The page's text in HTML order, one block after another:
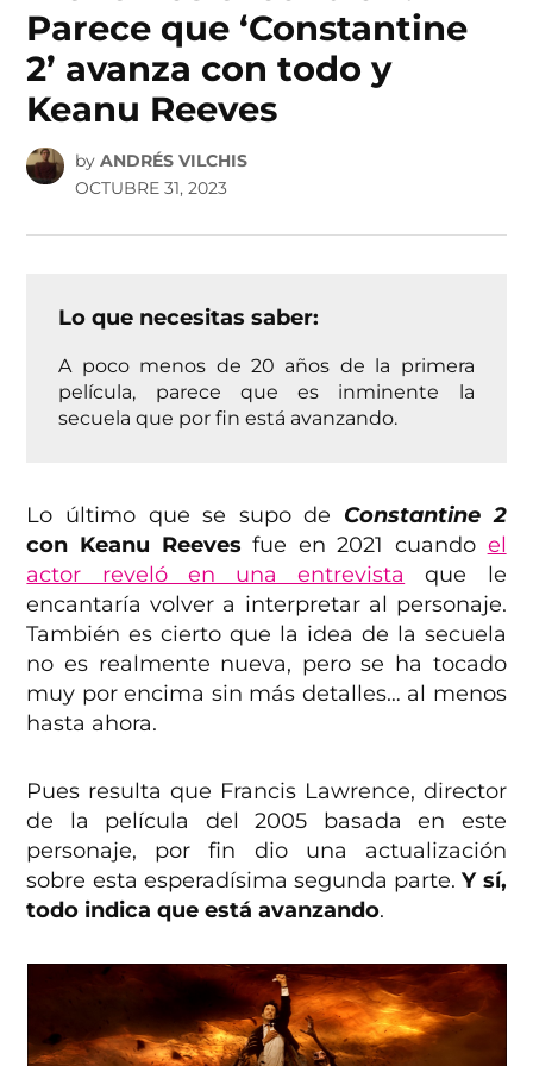
Parece que ‘Constantine
2’ avanza con todo y
Keanu Reeves
by ANDRÉS VILCHIS
OCTUBRE 31, 2023
Lo que necesitas saber:
A poco menos de 20 años de la primera
película, parece que es inminente la
secuela que por fin está avanzando.
Lo último que se supo de Constantine 2
con Keanu Reeves fue en 2021 cuando el
actor reveló en una entrevista
que le
encantaría volver a interpretar al personaje.
También es cierto que la idea de la secuela
no es realmente nueva, pero se ha tocado
muy por encima sin más detalles… al menos
hasta ahora.
Pues resulta que Francis Lawrence, director
de la película del 2005 basada en este
personaje, por fin dio una actualización
sobre esta esperadísima segunda parte.Y sí,
todo indica que está avanzando.